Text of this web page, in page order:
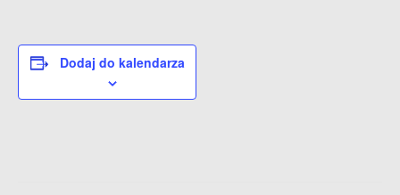
Dodaj do kalendarza